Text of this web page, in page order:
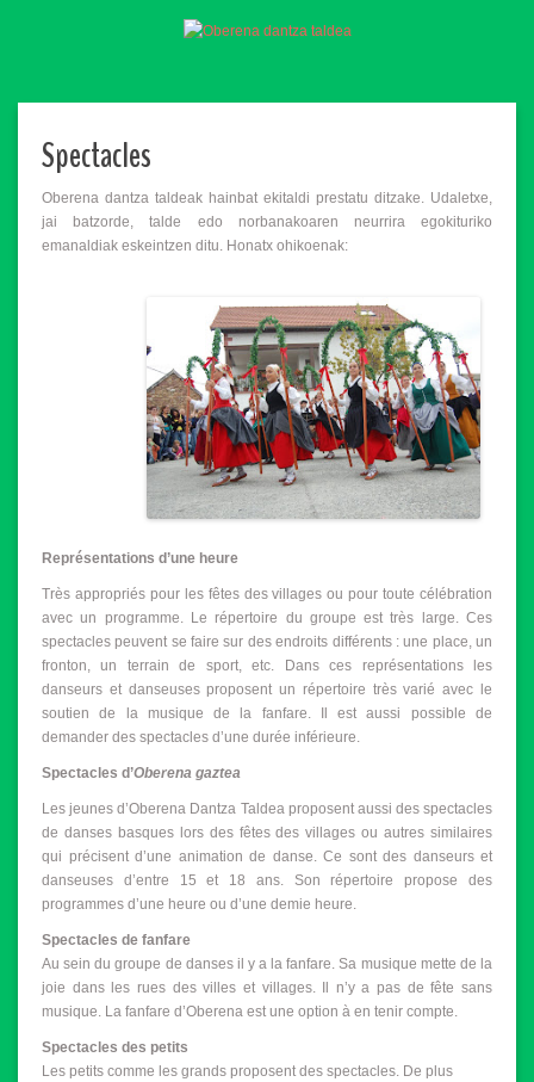
Spectacles
Oberena dantza taldeak hainbat ekitaldi prestatu ditzake. Udaletxe,
jai batzorde, talde edo norbanakoaren neurrira egokituriko
emanaldiak eskeintzen ditu. Honatx ohikoenak:
Représentations d’une heure
Très appropriés pour les fêtes des villages ou pour toute célébration
avec un programme. Le répertoire du groupe est très large. Ces
spectacles peuvent se faire sur des endroits différents : une place, un
fronton, un terrain de sport, etc. Dans ces représentations les
danseurs et danseuses proposent un répertoire très varié avec le
soutien de la musique de la fanfare. Il est aussi possible de
demander des spectacles d’une durée inférieure.
Spectacles d’Oberena gaztea
Les jeunes d’Oberena Dantza Taldea proposent aussi des spectacles
de danses basques lors des fêtes des villages ou autres similaires
qui précisent d’une animation de danse. Ce sont des danseurs et
danseuses d’entre 15 et 18 ans. Son répertoire propose des
programmes d’une heure ou d’une demie heure.
Spectacles de fanfare
Au sein du groupe de danses il y a la fanfare. Sa musique mette de la
joie dans les rues des villes et villages. Il n’y a pas de fête sans
musique. La fanfare d’Oberena est une option à en tenir compte.
Spectacles des petits
Les petits comme les grands proposent des spectacles. De plus